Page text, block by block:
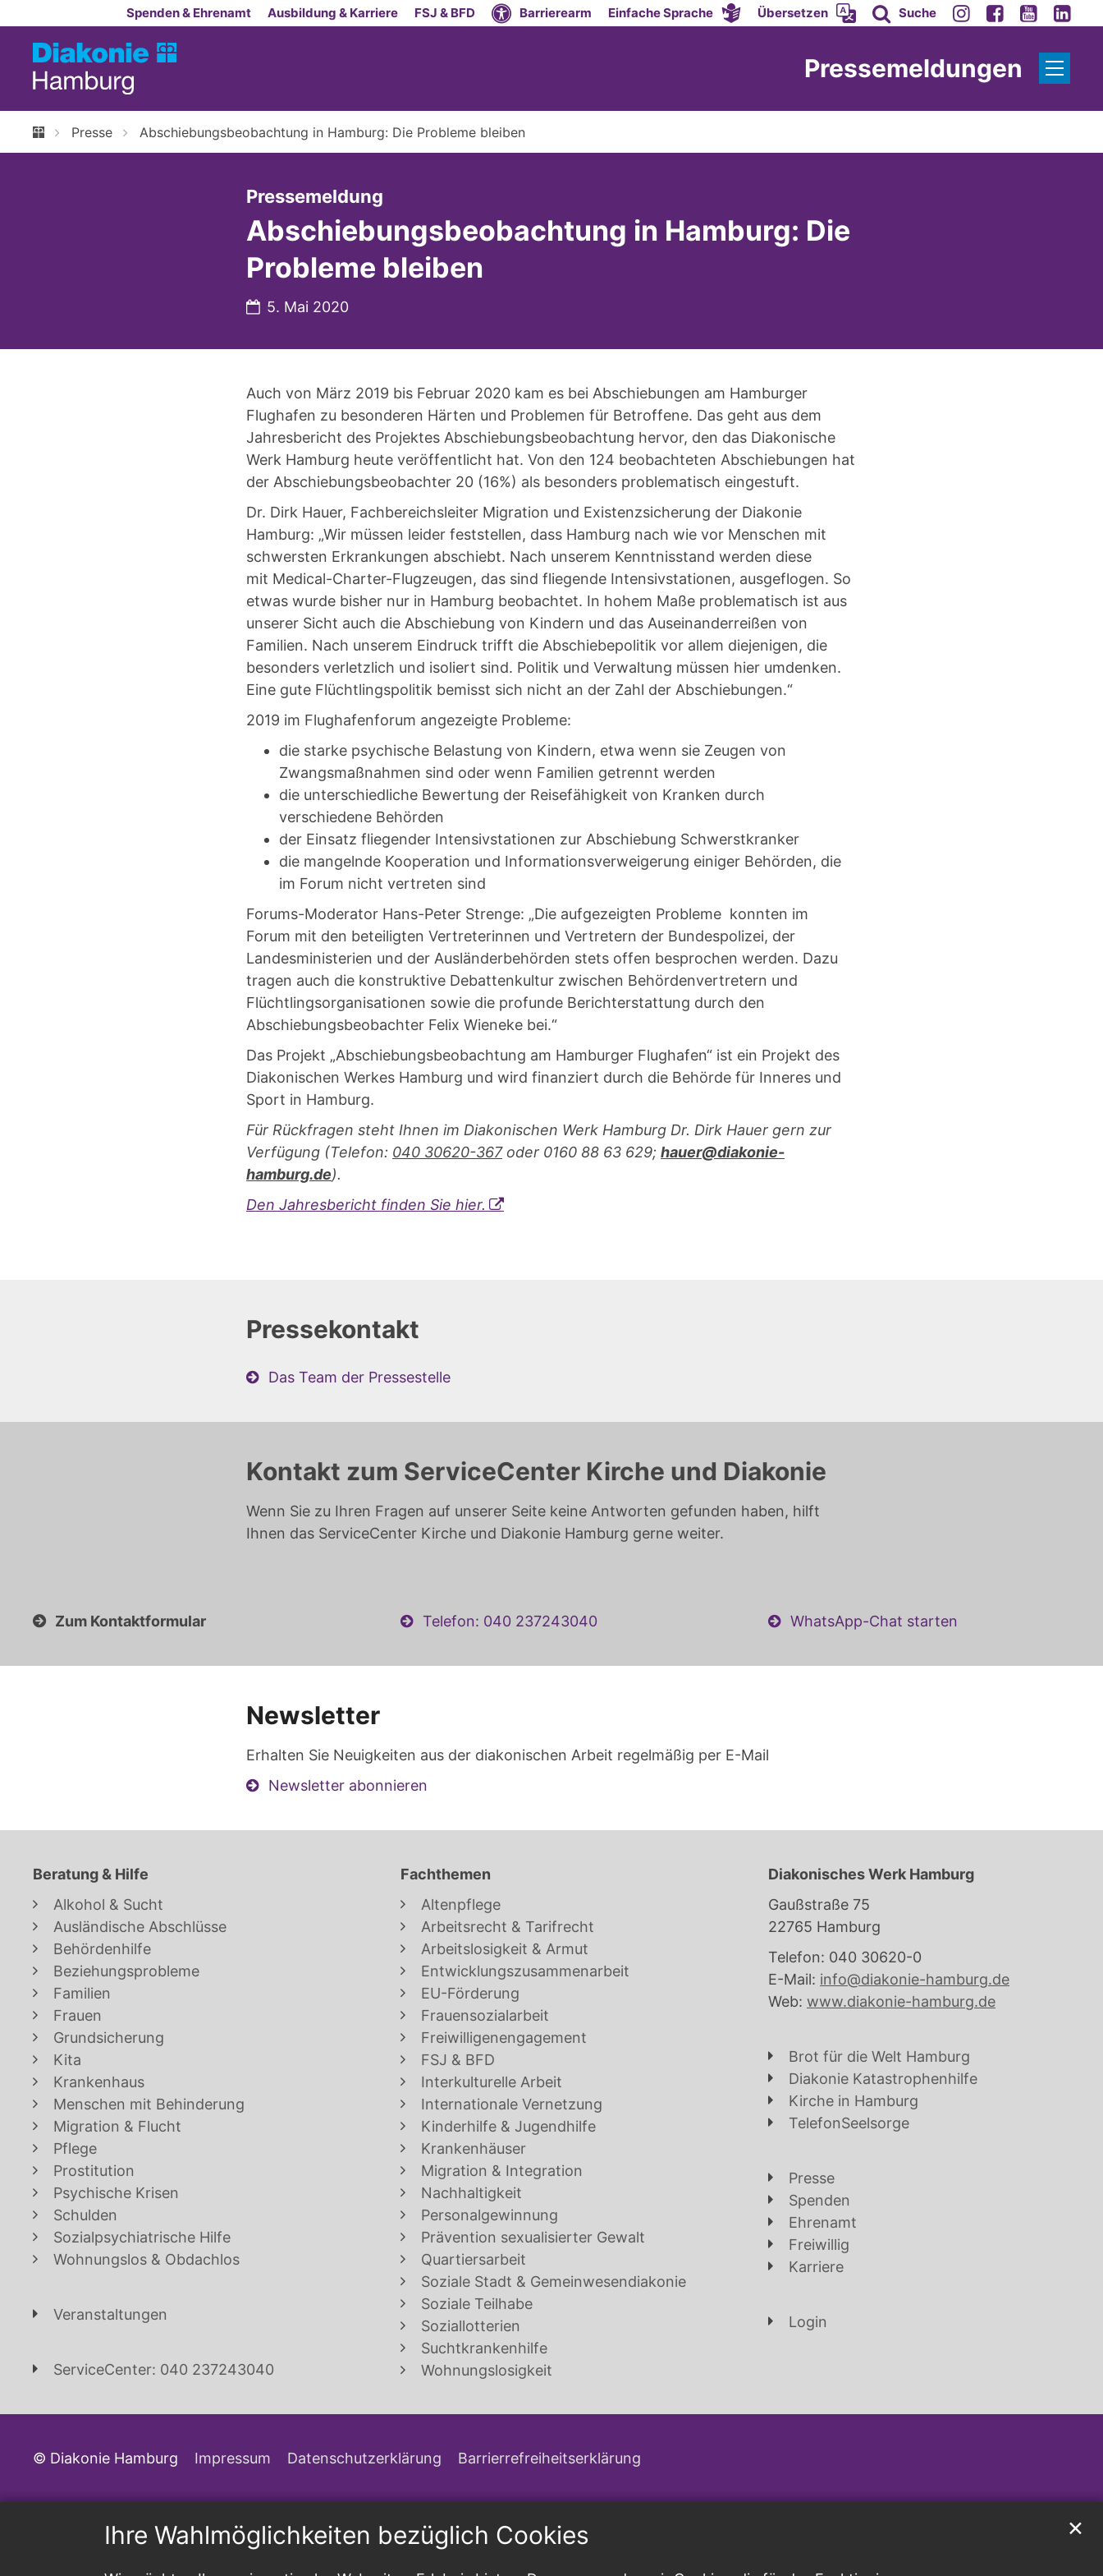
Ihre Wahlmöglichkeiten bezüglich Cookies ✕
Zum Inhalt springenSpenden & Ehrenamt Ausbildung & Karriere FSJ & BFD Barrierearm Einfache Sprache Übersetzen Suche
Pressemeldungen
Presse Abschiebungsbeobachtung in Hamburg: Die Probleme bleiben
Pressemeldung
Abschiebungsbeobachtung in Hamburg: Die
Probleme bleiben
Datum:
5. Mai 2020
Auch von März 2019 bis Februar 2020 kam es bei Abschiebungen am Hamburger
Flughafen zu besonderen Härten und Problemen für Betroffene. Das geht aus dem
Jahresbericht des Projektes Abschiebungsbeobachtung hervor, den das Diakonische
Werk Hamburg heute veröffentlicht hat. Von den 124 beobachteten Abschiebungen hat
der Abschiebungsbeobachter 20 (16%) als besonders problematisch eingestuft.
Dr. Dirk Hauer, Fachbereichsleiter Migration und Existenzsicherung der Diakonie
Hamburg: „Wir müssen leider feststellen, dass Hamburg nach wie vor Menschen mit
schwersten Erkrankungen abschiebt. Nach unserem Kenntnisstand werden diese
mit Medical-Charter-Flugzeugen, das sind fliegende Intensivstationen, ausgeflogen. So
etwas wurde bisher nur in Hamburg beobachtet. In hohem Maße problematisch ist aus
unserer Sicht auch die Abschiebung von Kindern und das Auseinanderreißen von
Familien. Nach unserem Eindruck trifft die Abschiebepolitik vor allem diejenigen, die
besonders verletzlich und isoliert sind. Politik und Verwaltung müssen hier umdenken.
Eine gute Flüchtlingspolitik bemisst sich nicht an der Zahl der Abschiebungen.“
2019 im Flughafenforum angezeigte Probleme:
die starke psychische Belastung von Kindern, etwa wenn sie Zeugen von
Zwangsmaßnahmen sind oder wenn Familien getrennt werden
die unterschiedliche Bewertung der Reisefähigkeit von Kranken durch
verschiedene Behörden
der Einsatz fliegender Intensivstationen zur Abschiebung Schwerstkranker
die mangelnde Kooperation und Informationsverweigerung einiger Behörden, die
im Forum nicht vertreten sind
Forums-Moderator Hans-Peter Strenge: „Die aufgezeigten Probleme konnten im
Forum mit den beteiligten Vertreterinnen und Vertretern der Bundespolizei, der
Landesministerien und der Ausländerbehörden stets offen besprochen werden. Dazu
tragen auch die konstruktive Debattenkultur zwischen Behördenvertretern und
Flüchtlingsorganisationen sowie die profunde Berichterstattung durch den
Abschiebungsbeobachter Felix Wieneke bei.“
Das Projekt „Abschiebungsbeobachtung am Hamburger Flughafen“ ist ein Projekt des
Diakonischen Werkes Hamburg und wird finanziert durch die Behörde für Inneres und
Sport in Hamburg.
Für Rückfragen steht Ihnen im Diakonischen Werk Hamburg Dr. Dirk Hauer gern zur
Verfügung (Telefon: 040 30620-367oder 0160 88 63 629; hauer@diakonie-
hamburg.de).
Den Jahresbericht finden Sie hier.
Pressekontakt
Das Team der Pressestelle
Kontakt zum ServiceCenter Kirche und Diakonie
Wenn Sie zu Ihren Fragen auf unserer Seite keine Antworten gefunden haben, hilft
Ihnen das ServiceCenter Kirche und Diakonie Hamburg gerne weiter.
Zum Kontaktformular Telefon: 040 237243040 WhatsApp-Chat starten
Newsletter
Erhalten Sie Neuigkeiten aus der diakonischen Arbeit regelmäßig per E-Mail
Newsletter abonnieren
Beratung & Hilfe
Alkohol & Sucht
Ausländische Abschlüsse
Behördenhilfe
Beziehungsprobleme
Familien
Frauen
Grundsicherung
Kita
Krankenhaus
Menschen mit Behinderung
Migration & Flucht
Pflege
Prostitution
Psychische Krisen
Schulden
Sozialpsychiatrische Hilfe
Wohnungslos & Obdachlos
Veranstaltungen
ServiceCenter: 040 237243040
Fachthemen
Altenpflege
Arbeitsrecht & Tarifrecht
Arbeitslosigkeit & Armut
Entwicklungszusammenarbeit
EU-Förderung
Frauensozialarbeit
Freiwilligenengagement
FSJ & BFD
Interkulturelle Arbeit
Internationale Vernetzung
Kinderhilfe & Jugendhilfe
Krankenhäuser
Migration & Integration
Nachhaltigkeit
Personalgewinnung
Prävention sexualisierter Gewalt
Quartiersarbeit
Soziale Stadt & Gemeinwesendiakonie
Soziale Teilhabe
Soziallotterien
Suchtkrankenhilfe
Wohnungslosigkeit
Diakonisches Werk Hamburg
Gaußstraße 75
22765 Hamburg
Telefon: 040 30620-0
E-Mail: info@diakonie-hamburg.de
Web: www.diakonie-hamburg.de
Brot für die Welt Hamburg
Diakonie Katastrophenhilfe
Kirche in Hamburg
TelefonSeelsorge
Presse
Spenden
Ehrenamt
Freiwillig
Karriere
Login
© Diakonie Hamburg Impressum Datenschutzerklärung Barrierrefreiheitserklärung